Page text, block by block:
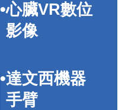
心臟VR數位
影像
達文西機器
手臂